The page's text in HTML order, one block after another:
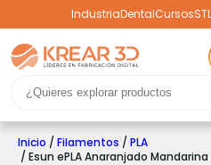
IndustriaDentalCursosSTL
Inicio / Filamentos / PLA
/ Esun ePLA Anaranjado